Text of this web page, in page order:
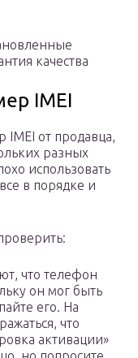
качества
IMEI
IMEI от продавца,
разных
использовать
в порядке и
что телефон
он мог быть
его. На
что
активации»